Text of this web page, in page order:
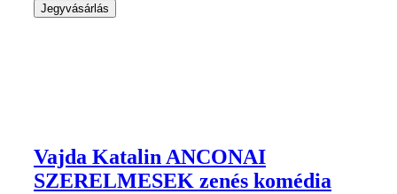
Jegyvásárlás
Vajda Katalin ANCONAI
SZERELMESEK zenés komédia